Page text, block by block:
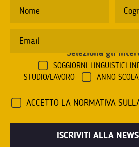
Seleziona gli
SOGGIORNI LINGUISTICI
STUDIO/LAVORO
ANNO
ACCETTO LA NORMATIVA